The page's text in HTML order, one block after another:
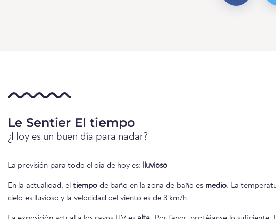
Le Sentier El tiempo
¿Hoy es un buen día para nadar?
La previsión para todo el día de hoy es: lluvioso
En la actualidad, el tiempo de baño en la zona de baño es medio. La
cielo es lluvioso y la velocidad del viento es de 3 km/h.